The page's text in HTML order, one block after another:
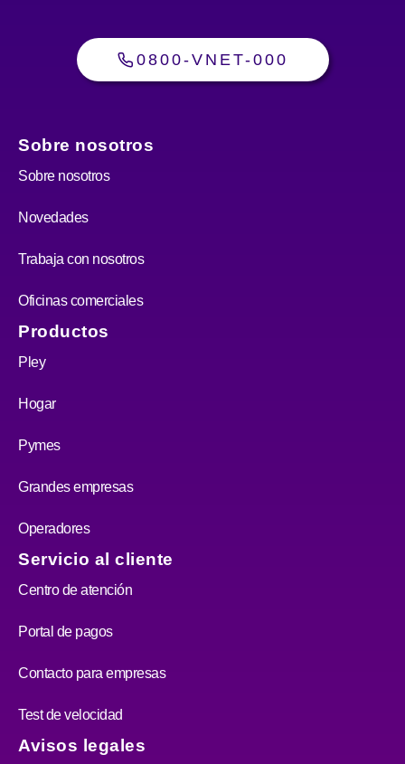
0800-VNET-000
Sobre nosotros
Sobre nosotros
Novedades
Trabaja con nosotros
Oficinas comerciales
Productos
Pley
Hogar
Pymes
Grandes empresas
Operadores
Servicio al cliente
Centro de atención
Portal de pagos
Contacto para empresas
Test de velocidad
Avisos legales